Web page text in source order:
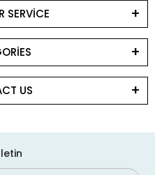
SERVİCE
US